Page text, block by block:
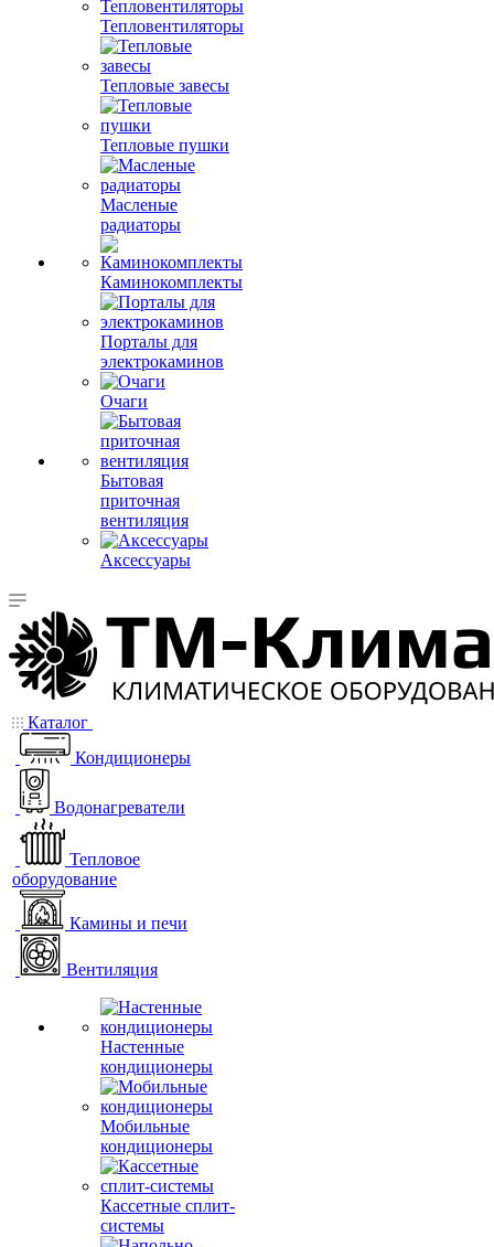
Тепловентиляторы
Тепловые завесы
Тепловые пушки
Масленые
радиаторы
Каминокомплекты
Порталы для
электрокаминов
Очаги
Бытовая
приточная
вентиляция
Аксессуары
Каталог
Кондиционеры
Водонагреватели
Тепловое
оборудование
Камины и печи
Вентиляция
Настенные
кондиционеры
Мобильные
кондиционеры
Кассетные сплит-
системы